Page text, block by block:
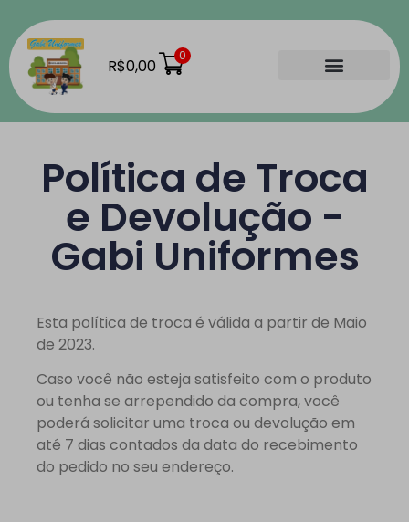
R$0,00 0
Política de Troca
e Devolução -
Gabi Uniformes
Esta política de troca é válida a partir de Maio
de 2023.
Caso você não esteja satisfeito com o produto
ou tenha se arrependido da compra, você
poderá solicitar uma troca ou devolução em
até 7 dias contados da data do recebimento
do pedido no seu endereço.